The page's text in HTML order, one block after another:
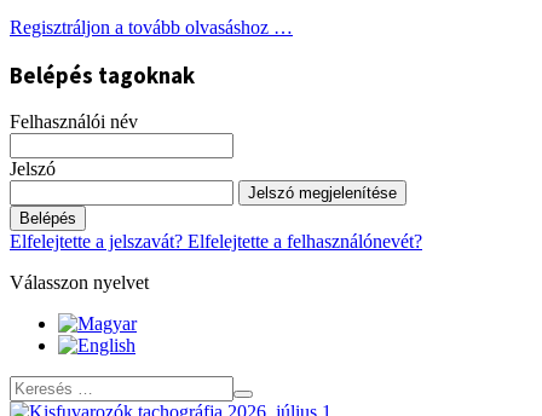
Regisztráljon a tovább olvasáshoz …
Belépés tagoknak
Felhasználói név
Jelszó
Jelszó megjelenítése
Belépés
Elfelejtette a jelszavát? Elfelejtette a felhasználónevét?
Válasszon nyelvet